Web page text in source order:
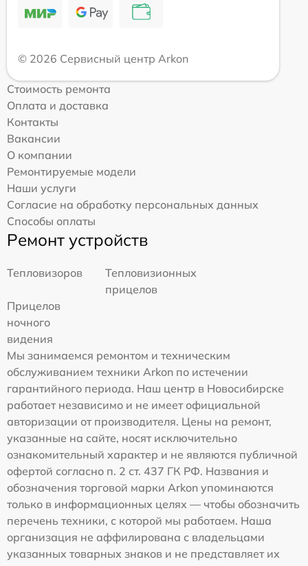
© 2026 Сервисный центр Arkon
Стоимость ремонта
Оплата и доставка
Контакты
Вакансии
О компании
Ремонтируемые модели
Наши услуги
Согласие на обработку персональных данных
Способы оплаты
Ремонт устройств
Тепловизоров
Тепловизионных
прицелов
Прицелов
ночного
видения
Мы занимаемся ремонтом и техническим
обслуживанием техники Arkon по истечении
гарантийного периода. Наш центр в Новосибирске
работает независимо и не имеет официальной
авторизации от производителя. Цены на ремонт,
указанные на сайте, носят исключительно
ознакомительный характер и не являются публичной
офертой согласно п. 2 ст. 437 ГК РФ. Названия и
обозначения торговой марки Arkon упоминаются
только в информационных целях — чтобы обозначить
перечень техники, с которой мы работаем. Наша
организация не аффилирована с владельцами
указанных товарных знаков и не представляет их